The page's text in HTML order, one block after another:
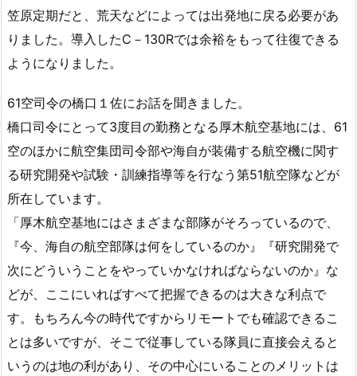
笠原定期だと、荒天などによっては出発地に戻る必要があ
りました。導入したC－130Rでは余裕をもって往復できる
ようになりました。
61空司令の橋口１佐にお話を聞きました。
橋口司令にとって3度目の勤務となる厚木航空基地には、61
空のほかに航空集団司令部や海自が装備する航空機に関す
る研究開発や試験・訓練指導等を行なう第51航空隊などが
所在しています。
「厚木航空基地にはさまざまな部隊がそろっているので、
『今、海自の航空部隊は何をしているのか』『研究開発で
次にどういうことをやっていかなければならないのか』な
どが、ここにいればすべて把握できるのは大きな利点で
す。もちろん今の時代ですからリモートでも確認できるこ
とは多いですが、そこで従事している隊員に直接会えると
いうのは地の利があり、その中心にいることのメリットは